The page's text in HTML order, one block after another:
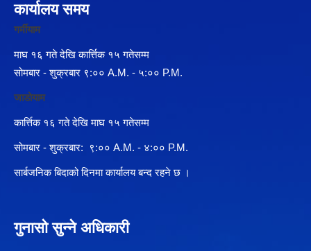
कार्यालय समय
गर्मीयाम
माघ १६ गते देखि कार्त्तिक १५ गतेसम्म
सोमबार - शुक्रबार ९:०० A.M. - ५:०० P.M.
जाडोयाम
कार्त्तिक १६ गते देखि माघ १५ गतेसम्म
सोमबार - शुक्रबार: ९:०० A.M. - ४:०० P.M.
सार्बजनिक बिदाको दिनमा कार्यालय बन्द रहने छ ।
गुनासो सुन्ने अधिकारी